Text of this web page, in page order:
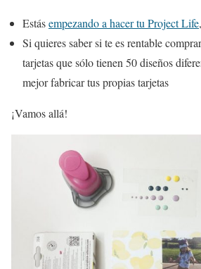
Estásempezando a hacer tu Project Life,
Si quieres saber si te es rentable
tarjetas que sólo tienen 50 diseños
mejor fabricar tus propias tarjetas
¡Vamos allá!